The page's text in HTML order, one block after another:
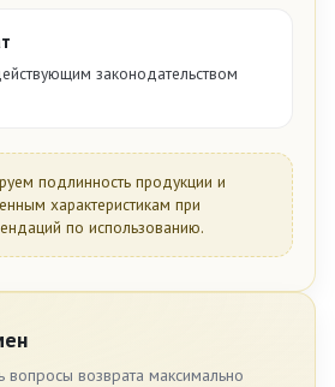
законодательством
подлинность продукции и
характеристикам при
по использованию.
возврата максимально